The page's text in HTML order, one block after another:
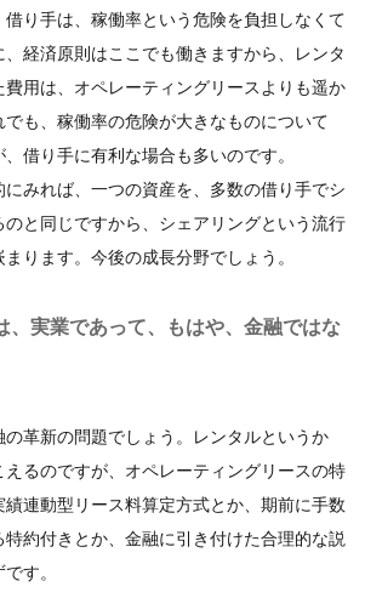
り手は、稼働率という危険を負担しなくて
、経済原則はここでも働きますから、レンタ
費用は、オペレーティングリースよりも遥か
も、稼働率の危険が大きなものについて
借り手に有利な場合も多いのです。
みれば、一つの資産を、多数の借り手でシ
のと同じですから、シェアリングという流行
ります。今後の成長分野でしょう。
、実業であって、もはや、金融ではな
革新の問題でしょう。レンタルというか
えるのですが、オペレーティングリースの特
連動型リース料算定方式とか、期前に手数
約付きとか、金融に引き付けた合理的な説
す。